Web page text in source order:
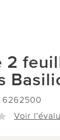
2
6262500
Voir